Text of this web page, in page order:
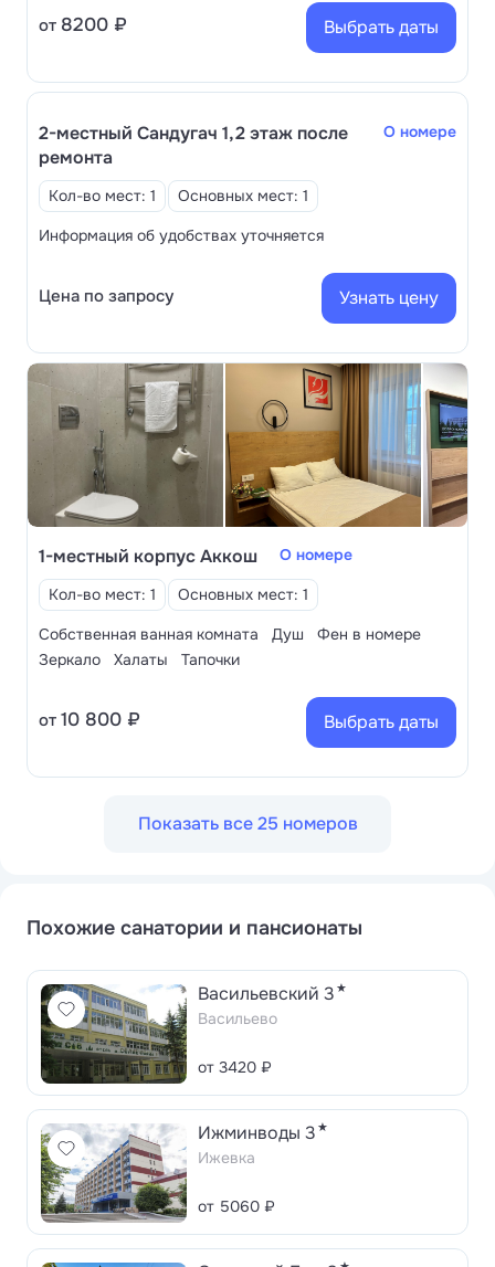
от 8200 ₽ Выбрать даты
2-местный Сандугач 1,2 этаж после
ремонта
О номере
Кол-во мест: 1
Основных мест: 1
Информация об удобствах уточняется
Цена по запросу Узнать цену
1-местный корпус Аккош
О номере
Кол-во мест: 1
Основных мест: 1
Собственная ванная комната
Душ
Фен в номере
Зеркало
Халаты Тапочки
от 10 800 ₽ Выбрать даты
Показать все 25 номеров
Похожие санатории и пансионаты
Васильевский 3 ★
Васильево
от 3420 ₽
Ижминводы 3 ★
Ижевка
от 5060 ₽